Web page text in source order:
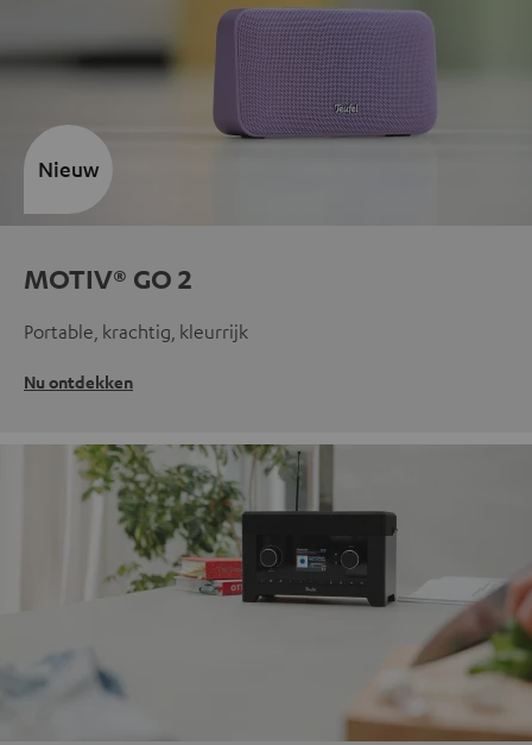
MOTIV® GO 2
Portable, krachtig, kleurrijk
Nu ontdekken
Nieuw